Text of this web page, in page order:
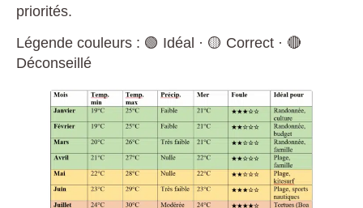
priorités.
Légende couleurs : 🟢 Idéal · 🟡 Correct · 🔴
Déconseillé